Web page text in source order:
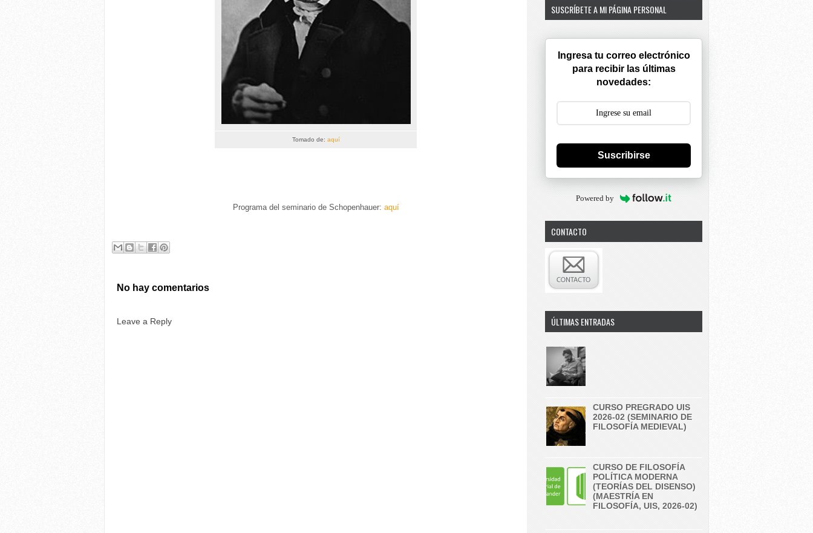
Tomado de: aquí
Programa del seminario de Schopenhauer: aquí
No hay comentarios
Leave a Reply
SUSCRÍBETE A MI PÁGINA PERSONAL
Ingresa tu correo electrónico
para recibir las últimas
novedades:
Suscribirse
Powered by
CONTACTO
ÚLTIMAS ENTRADAS
CURSO PREGRADO UIS
2026-02 (SEMINARIO DE
FILOSOFÍA MEDIEVAL)
CURSO DE FILOSOFÍA
POLÍTICA MODERNA
(TEORÍAS DEL DISENSO)
(MAESTRÍA EN
FILOSOFÍA, UIS, 2026-02)